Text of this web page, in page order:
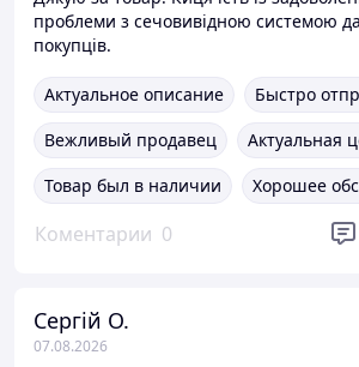
проблеми з сечовивідною системою
покупців.
Актуальное описание
Быстро
Вежливый продавец
Актуальная
Товар был в наличии
Хорошее
Коментарии 0
Сергій О.
07.08.2026